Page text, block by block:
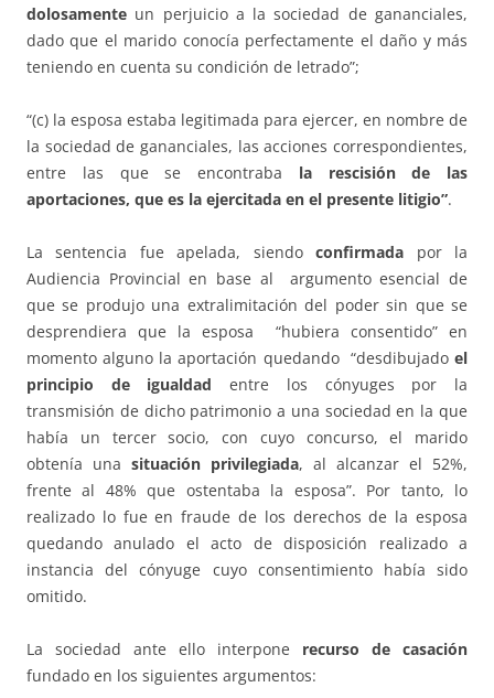
dolosamente un perjuicio a la sociedad de gananciales,
dado que el marido conocía perfectamente el daño y más
teniendo en cuenta su condición de letrado”;
“(c) la esposa estaba legitimada para ejercer, en nombre de
la sociedad de gananciales, las acciones correspondientes,
entre las que se encontraba la rescisión de las
aportaciones, que es la ejercitada en el presente litigio”.
La sentencia fue apelada, siendoconfirmada por la
Audiencia Provincial en base al argumento esencial de
que se produjo una extralimitación del poder sin que se
desprendiera que la esposa “hubiera consentido” en
momento alguno la aportación quedando “desdibujado el
principio de igualdad entre los cónyuges por la
transmisión de dicho patrimonio a una sociedad en la que
había un tercer socio, con cuyo concurso, el marido
obtenía una situación privilegiada, al alcanzar el 52%,
frente al 48% que ostentaba la esposa”. Por tanto, lo
realizado lo fue en fraude de los derechos de la esposa
quedando anulado el acto de disposición realizado a
instancia del cónyuge cuyo consentimiento había sido
omitido.
La sociedad ante ello interpone recurso de casación
fundado en los siguientes argumentos: